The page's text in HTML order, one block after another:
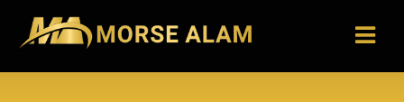
content